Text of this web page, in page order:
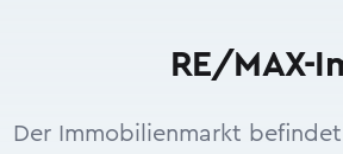
RE/MAX-
Der Immobilienmarkt